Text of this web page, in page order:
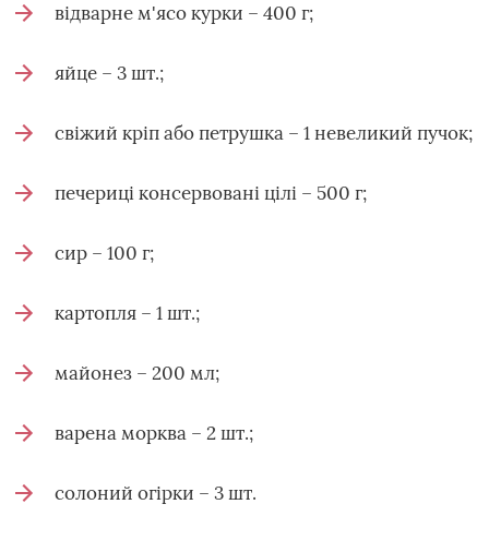
відварне м'ясо курки – 400 г;
яйце – 3 шт.;
свіжий кріп або петрушка – 1 невеликий пучок;
печериці консервовані цілі – 500 г;
сир – 100 г;
картопля – 1 шт.;
майонез – 200 мл;
варена морква – 2 шт.;
солоний огірки – 3 шт.